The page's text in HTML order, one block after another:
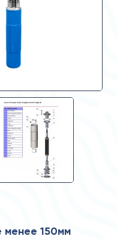
менее 150мм